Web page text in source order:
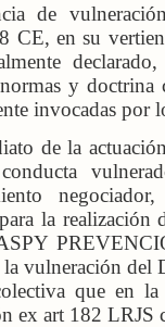
de
CE, en su
y doctrina
invocadas por
de la
la
la vulneración
que en
ex art 182 LRJS